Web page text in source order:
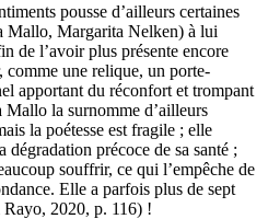
pousse d’ailleurs certaines
Mallo, Margarita Nelken) à lui
de l’avoir plus présente encore
comme une relique, un porte-
apportant du réconfort et trompant
Mallo la surnomme d’ailleurs
la poétesse est fragile ; elle
dégradation précoce de sa santé ;
souffrir, ce qui l’empêche de
Elle a parfois plus de sept
Rayo, 2020, p. 116) !